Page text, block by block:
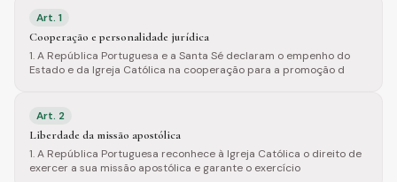
Art. 1
Cooperação e personalidade jurídica
1. A República Portuguesa e a Santa Sé declaram o empenho do
Estado e da Igreja Católica na cooperação para a promoção d
Art. 2
Liberdade da missão apostólica
1. A República Portuguesa reconhece à Igreja Católica o direito de
exercer a sua missão apostólica e garante o exercício